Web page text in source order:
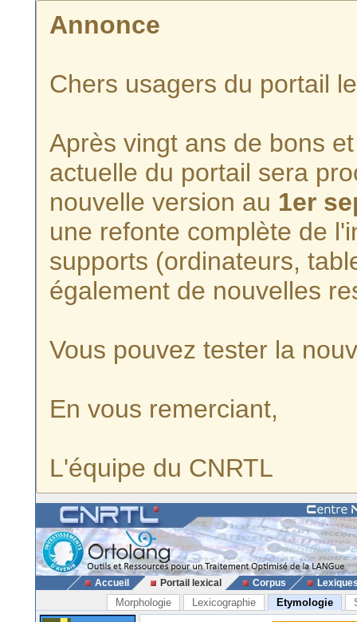
Annonce
Chers usagers du portail
Après vingt ans de bons
actuelle du portail sera
nouvelle version au 1er
une refonte complète de
supports (ordinateurs,
également de nouvelles
Vous pouvez tester la
En vous remerciant,
L'équipe du CNRTL
Accueil Portail lexical Corpus
Morphologie Lexicographie Etymologie